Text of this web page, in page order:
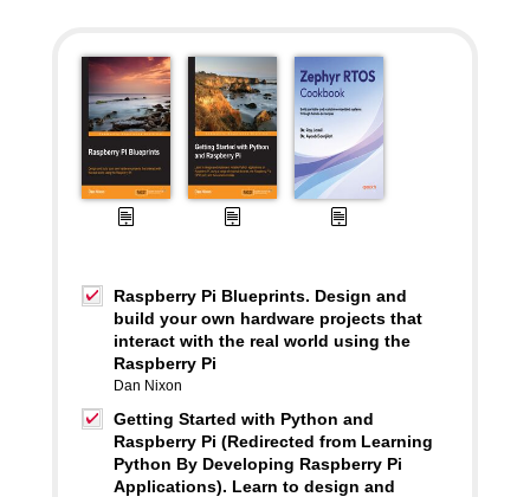
Raspberry Pi Blueprints. Design and
build your own hardware projects that
interact with the real world using the
Raspberry Pi
Dan Nixon
Getting Started with Python and
Raspberry Pi (Redirected from Learning
Python By Developing Raspberry Pi
Applications). Learn to design and